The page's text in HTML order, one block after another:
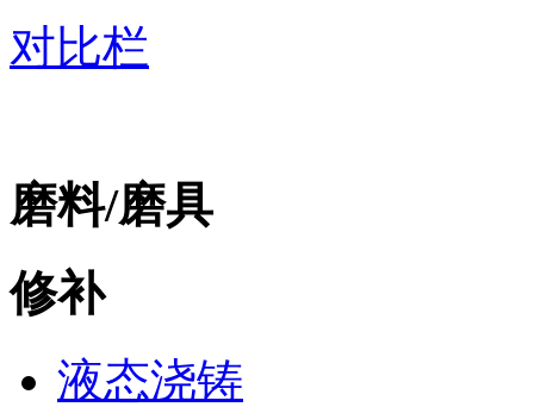
对比栏
磨料/磨具
修补
液态浇铸